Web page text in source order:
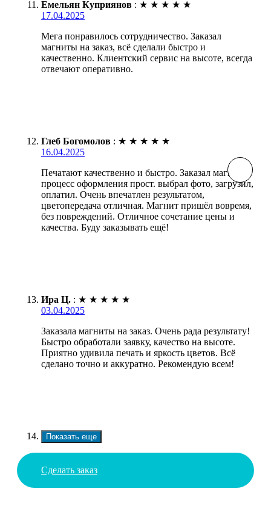
Емельян Куприянов : ★ ★ ★ ★ ★
17.04.2025
Мега понравилось сотрудничество. Заказал
магниты на заказ, всё сделали быстро и
качественно. Клиентский сервис на высоте, всегда
отвечают оперативно.
Глеб Богомолов : ★ ★ ★ ★ ★
16.04.2025
Печатают качественно и быстро. Заказал магнит,
процесс оформления прост. выбрал фото, загрузил,
оплатил. Очень впечатлен результатом,
цветопередача отличная. Магнит пришёл вовремя,
без повреждений. Отличное сочетание цены и
качества. Буду заказывать ещё!
Ира Ц. : ★ ★ ★ ★ ★
03.04.2025
Заказала магниты на заказ. Очень рада результату!
Быстро обработали заявку, качество на высоте.
Приятно удивила печать и яркость цветов. Всё
сделано точно и аккуратно. Рекомендую всем!
Показать еще
Сделать заказ